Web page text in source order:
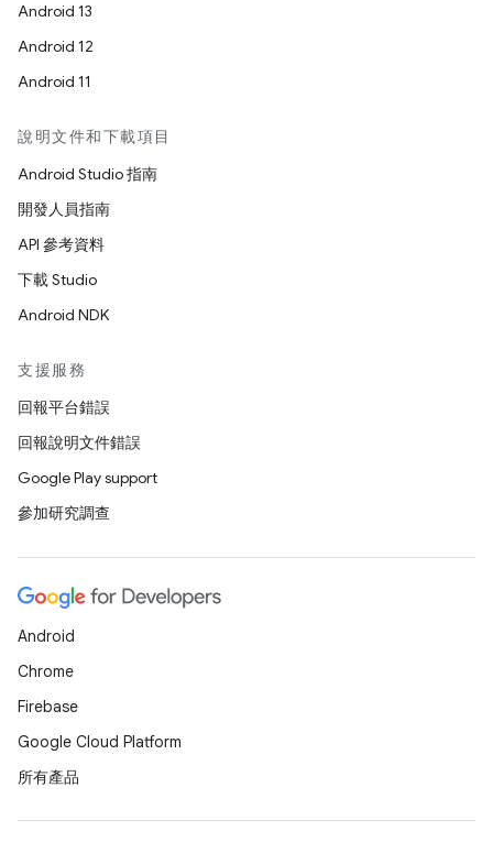
Android 13
Android 12
Android 11
說明文件和下載項目
Android Studio 指南
開發人員指南
API 參考資料
下載 Studio
Android NDK
支援服務
回報平台錯誤
回報說明文件錯誤
Google Play support
參加研究調查
Android
Chrome
Firebase
Google Cloud Platform
所有產品